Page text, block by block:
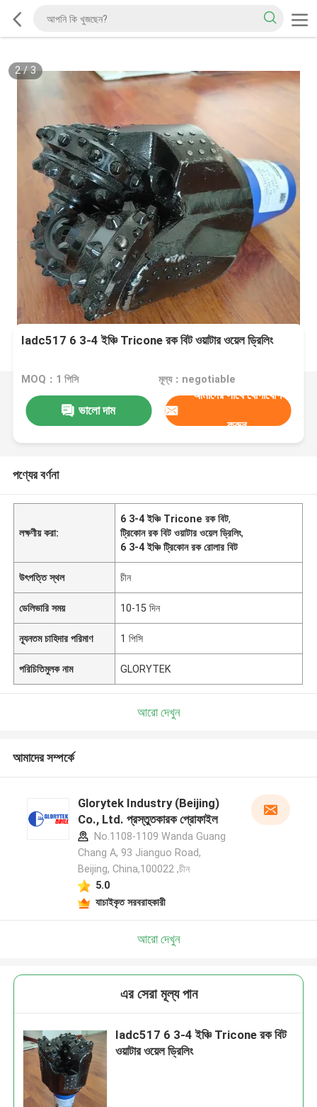
2/3
Iadc517 6 3-4 ইঞ্চি Tricone রক বিট ওয়াটার ওয়েল ড্রিলিং
MOQ：1 পিসি মূল্য：negotiable
ভালো দাম
আমাদের সাথে যোগাযোগ
করুন
পণ্যের বর্ণনা
লক্ষণীয় করা:
6 3-4 ইঞ্চি Tricone রক বিট,
ট্রিকোন রক বিট ওয়াটার ওয়েল ড্রিলিং,
6 3-4 ইঞ্চি ট্রিকোন রক রোলার বিট
উৎপত্তি স্থল চীন
ডেলিভারি সময় 10-15 দিন
ন্যূনতম চাহিদার পরিমাণ 1 পিসি
পরিচিতিমুলক নাম GLORYTEK
আরো দেখুন
আমাদের সম্পর্কে
Glorytek Industry (Beijing)
Co., Ltd. প্রস্তুতকারক প্রোফাইল
No.1108-1109 Wanda Guang
Chang A, 93 Jianguo Road,
Beijing, China,100022 ,চীন
5.0
যাচাইকৃত সরবরাহকারী
আরো দেখুন
এর সেরা মূল্য পান
Iadc517 6 3-4 ইঞ্চি Tricone রক বিট
ওয়াটার ওয়েল ড্রিলিং